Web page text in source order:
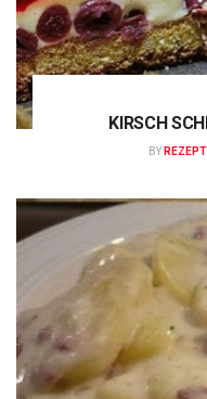
KIRSCH
BY